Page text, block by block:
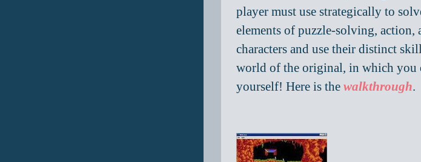
player must use strategically to
elements of puzzle-solving,
characters and use their distinct
world of the original, in which you
yourself! Here is thewalkthrough.